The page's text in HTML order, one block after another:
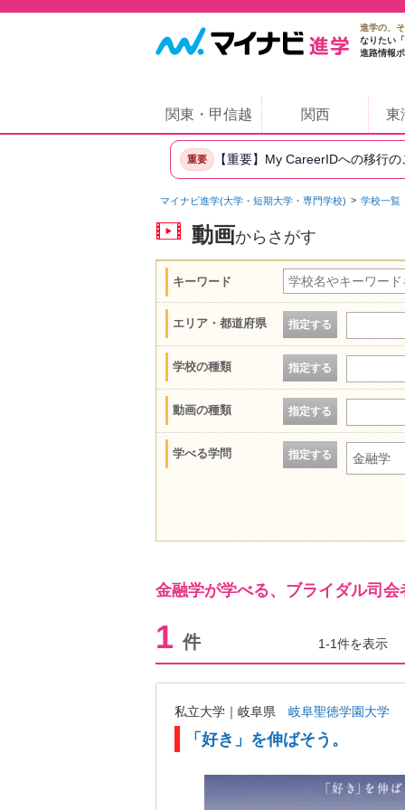
進学の、
なりたい
進路情報
関東・甲信越 関西 東
重要 【重要】My CareerIDへの移行
マイナビ進学(大学・短期大学・専門学校) 学校一覧
動画からさがす
キーワード
エリア・都道府県 指定する
学校の種類 指定する
動画の種類 指定する
学べる学問 指定する 金融学
金融学が学べる、ブライダル司
1 件 1-1件を表示
私立大学｜岐阜県 岐阜聖徳学園大学
「好き」を伸ばそう。